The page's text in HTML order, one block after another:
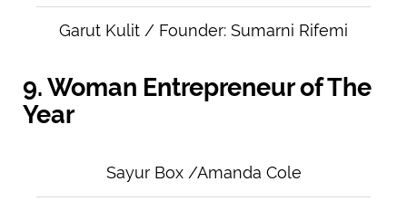
Garut Kulit / Founder: Sumarni Rifemi
9. Woman Entrepreneur of The
Year
Sayur Box /Amanda Cole